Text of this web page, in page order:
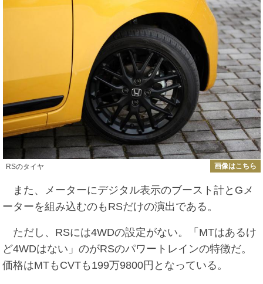
RSのタイヤ 画像はこちら
また、メーターにデジタル表示のブースト計とGメ
ーターを組み込むのもRSだけの演出である。
ただし、RSには4WDの設定がない。「MTはあるけ
ど4WDはない」のがRSのパワートレインの特徴だ。
価格はMTもCVTも199万9800円となっている。